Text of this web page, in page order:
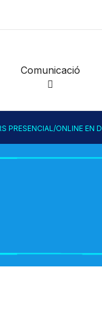
Comunicació
PRESENCIAL/ONLINE EN